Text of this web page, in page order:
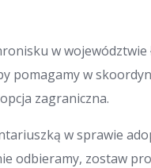
w województwie
pomagamy w
zagraniczna.
w sprawie
odbieramy, zostaw